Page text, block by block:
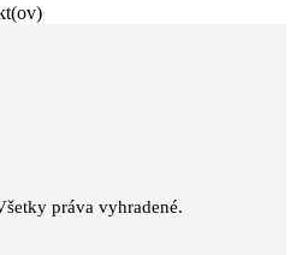
práva vyhradené.